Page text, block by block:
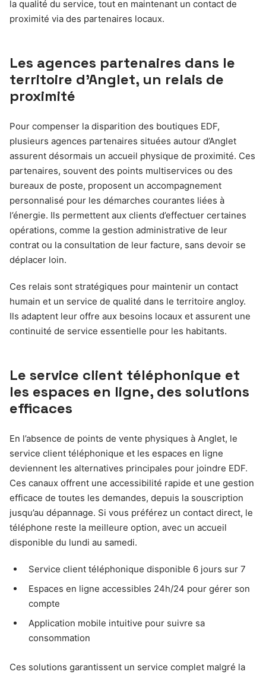
la qualité du service, tout en maintenant un contact de
proximité via des partenaires locaux.
Les agences partenaires dans le
territoire d’Anglet, un relais de
proximité
Pour compenser la disparition des boutiques EDF,
plusieurs agences partenaires situées autour d’Anglet
assurent désormais un accueil physique de proximité. Ces
partenaires, souvent des points multiservices ou des
bureaux de poste, proposent un accompagnement
personnalisé pour les démarches courantes liées à
l’énergie. Ils permettent aux clients d’effectuer certaines
opérations, comme la gestion administrative de leur
contrat ou la consultation de leur facture, sans devoir se
déplacer loin.
Ces relais sont stratégiques pour maintenir un contact
humain et un service de qualité dans le territoire angloy.
Ils adaptent leur offre aux besoins locaux et assurent une
continuité de service essentielle pour les habitants.
Le service client téléphonique et
les espaces en ligne, des solutions
efficaces
En l’absence de points de vente physiques à Anglet, le
service client téléphonique et les espaces en ligne
deviennent les alternatives principales pour joindre EDF.
Ces canaux offrent une accessibilité rapide et une gestion
efficace de toutes les demandes, depuis la souscription
jusqu’au dépannage. Si vous préférez un contact direct, le
téléphone reste la meilleure option, avec un accueil
disponible du lundi au samedi.
Service client téléphonique disponible 6 jours sur 7
Espaces en ligne accessibles 24h/24 pour gérer son
compte
Application mobile intuitive pour suivre sa
consommation
Ces solutions garantissent un service complet malgré la